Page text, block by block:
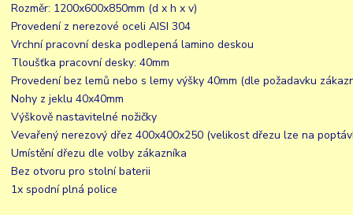
Rozměr: 1200x600x850mm (d x h x v)
Provedení z nerezové oceli AISI 304
Vrchní pracovní deska podlepená lamino deskou
Tloušťka pracovní desky: 40mm
Provedení bez lemů nebo s lemy výšky 40mm (dle požadavku
Nohy z jeklu 40x40mm
Výškově nastavitelné nožičky
Vevařený nerezový dřez 400x400x250 (velikost dřezu lze na
Umístění dřezu dle volby zákazníka
Bez otvoru pro stolní baterii
1x spodní plná police